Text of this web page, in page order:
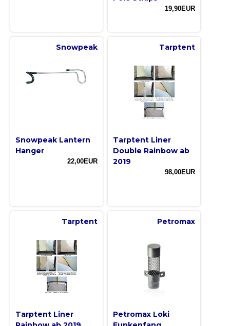
19,90EUR
Snowpeak
Snowpeak Lantern
Hanger
22,00EUR
Tarptent
Tarptent Liner
Double Rainbow ab
2019
98,00EUR
Tarptent
Tarptent Liner
Petromax
Petromax Loki